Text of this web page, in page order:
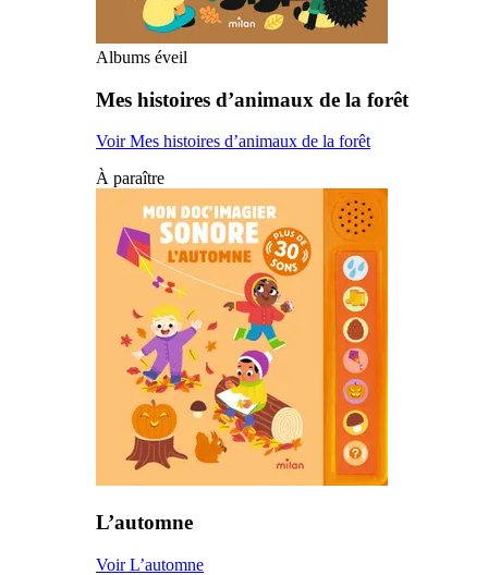
Albums éveil
Mes histoires d’animaux de la forêt
Voir Mes histoires d’animaux de la forêt
À paraître
L’automne
Voir L’automne